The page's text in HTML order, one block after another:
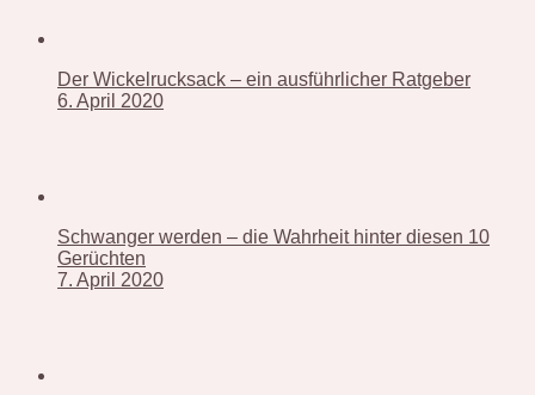
Der Wickelrucksack – ein ausführlicher Ratgeber
6. April 2020
Schwanger werden – die Wahrheit hinter diesen 10
Gerüchten
7. April 2020